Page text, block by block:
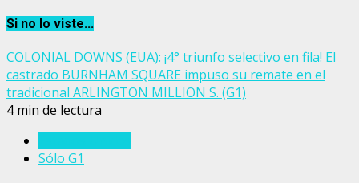
Si no lo viste...
COLONIAL DOWNS (EUA): ¡4° triunfo selectivo en fila! El
castrado BURNHAM SQUARE impuso su remate en el
tradicional ARLINGTON MILLION S. (G1)
4 min de lectura
Sólo G1